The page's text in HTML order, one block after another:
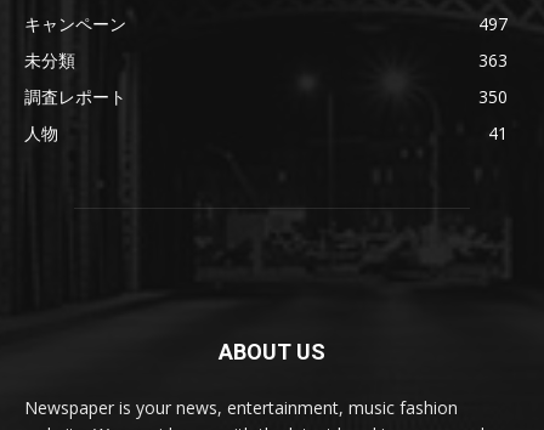
キャンペーン
497
未分類
363
調査レポート
350
人物
41
ABOUT US
Newspaper is your news, entertainment, music fashion